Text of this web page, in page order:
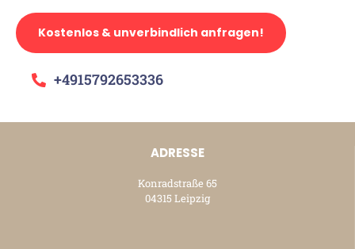
Kostenlos & unverbindlich anfragen!
+4915792653336
ADRESSE
Konradstraße 65
04315 Leipzig